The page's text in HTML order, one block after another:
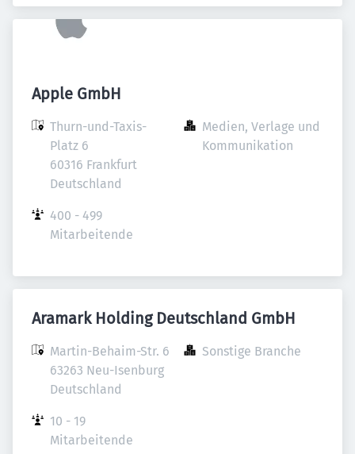
Apple GmbH
Thurn-und-Taxis-
Platz 6
60316 Frankfurt
Deutschland
Medien, Verlage und
Kommunikation
400 - 499
Mitarbeitende
Aramark Holding Deutschland GmbH
Martin-Behaim-Str. 6
63263 Neu-Isenburg
Deutschland
Sonstige Branche
10 - 19
Mitarbeitende